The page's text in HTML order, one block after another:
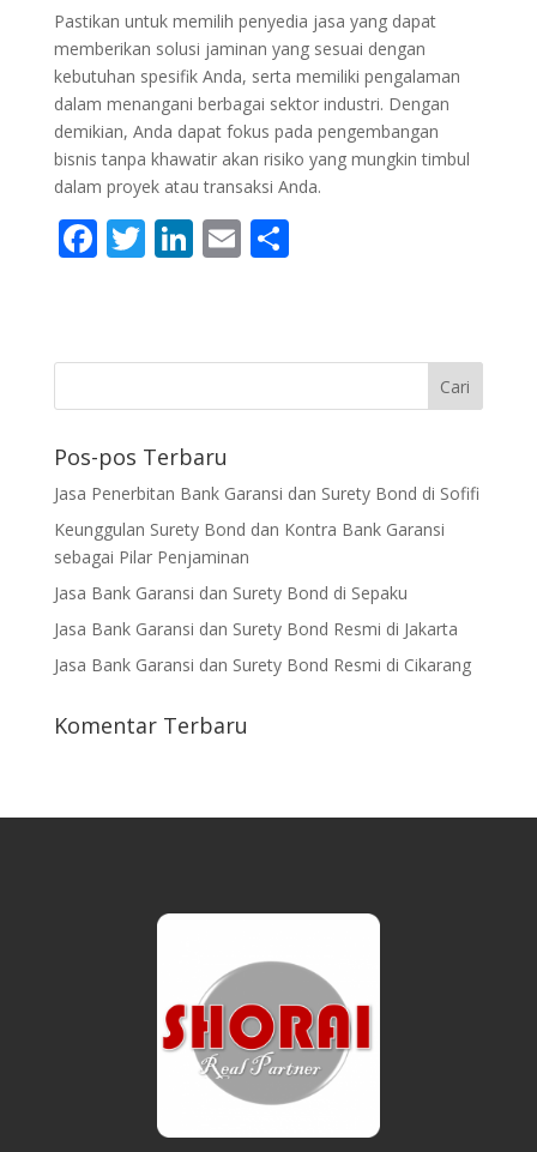
Pastikan untuk memilih penyedia jasa yang dapat
memberikan solusi jaminan yang sesuai dengan
kebutuhan spesifik Anda, serta memiliki pengalaman
dalam menangani berbagai sektor industri. Dengan
demikian, Anda dapat fokus pada pengembangan
bisnis tanpa khawatir akan risiko yang mungkin timbul
dalam proyek atau transaksi Anda.
F
b
k
T
er
Li
e
E
l
S
e
Pos-pos Terbaru
Jasa Penerbitan Bank Garansi dan Surety Bond di Sofifi
Keunggulan Surety Bond dan Kontra Bank Garansi
sebagai Pilar Penjaminan
Jasa Bank Garansi dan Surety Bond di Sepaku
Jasa Bank Garansi dan Surety Bond Resmi di Jakarta
Jasa Bank Garansi dan Surety Bond Resmi di Cikarang
Komentar Terbaru